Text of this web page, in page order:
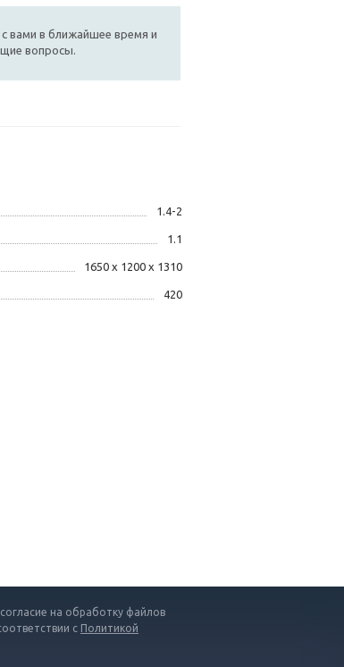
вами в ближайшее время и
вопросы.
1.4-2
1.1
1650 x 1200 x 1310
420
на обработку файлов
с Политикой